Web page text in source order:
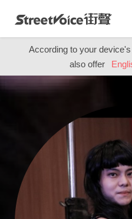
According to your
also offer